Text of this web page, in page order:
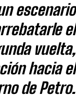
escenario
el
vuelta,
hacia el
de Petro.